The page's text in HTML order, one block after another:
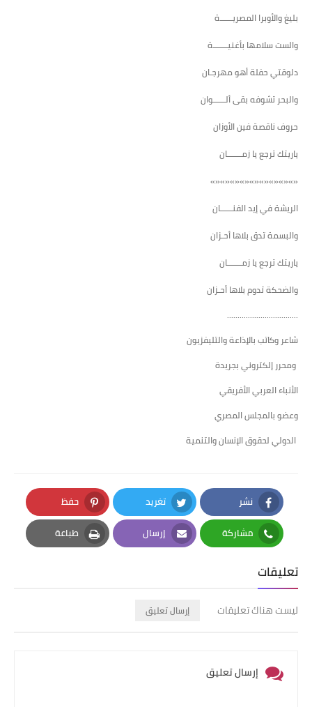
بليغ والأوبرا المصريــــــة
والست سلامها بأغنيـــــــة
دلوقتي حفلة أهو مهرجـان
والبحر تشوفه بقى ألــــــوان
حروف ناقصة فين الأوزان
ياريتك ترجع يا زمـــــــان
«»«»«»«»«»«»«»«»«»
الريشة في إيد الفنــــــان
والبسمة تدق بلاها أحـزان
ياريتك ترجع يا زمـــــــان
والضحكة تدوم بلاها أحـزان
..................................
شاعر وكاتب بالإذاعة والتليفزيون
ومحرر إلكتروني بجريدة
الأنباء العربي الأفريقي
وعضو بالمجلس المصري
الدولي لحقوق الإنسان والتنمية
نشر
Facebook
تغريد
Twitter
حفظ
Pinterest
مشاركة
Whatsapp
إرسال
Email
طباعة
Print
تعليقات
ليست هناك تعليقات إرسال تعليق
إرسال تعليق